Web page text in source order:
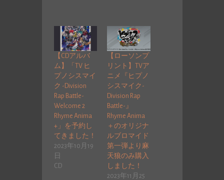
【CDアルバ
ム】「TV ヒ
プノシスマイ
ク -Division
Rap Battle-
Welcome 2
Rhyme Anima
+」を予約し
てきました！
2023年10月19
日
CD
【ローソンプ
リント】TVア
ニメ『ヒプノ
シスマイク-
Division Rap
Battle-』
Rhyme Anima
＋のオリジナ
ルブロマイド
第一弾より麻
天狼のみ購入
しました！
2023年11月25